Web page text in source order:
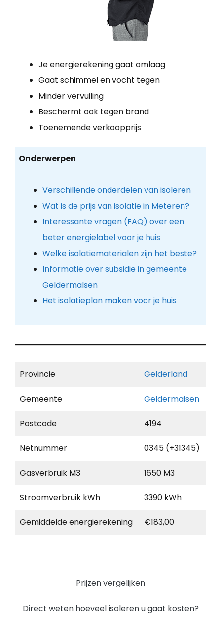
Je energierekening gaat omlaag
Gaat schimmel en vocht tegen
Minder vervuiling
Beschermt ook tegen brand
Toenemende verkoopprijs
Onderwerpen
Verschillende onderdelen van isoleren
Wat is de prijs van isolatie in Meteren?
Interessante vragen (FAQ) over een
beter energielabel voor je huis
Welke isolatiematerialen zijn het beste?
Informatie over subsidie in gemeente
Geldermalsen
Het isolatieplan maken voor je huis
Provincie Gelderland
Gemeente Geldermalsen
Postcode 4194
Netnummer 0345 (+31345)
Gasverbruik M3 1650 M3
Stroomverbruik kWh 3390 kWh
Gemiddelde energierekening €183,00
Prijzen vergelijken
Direct weten hoeveel isoleren u gaat kosten?